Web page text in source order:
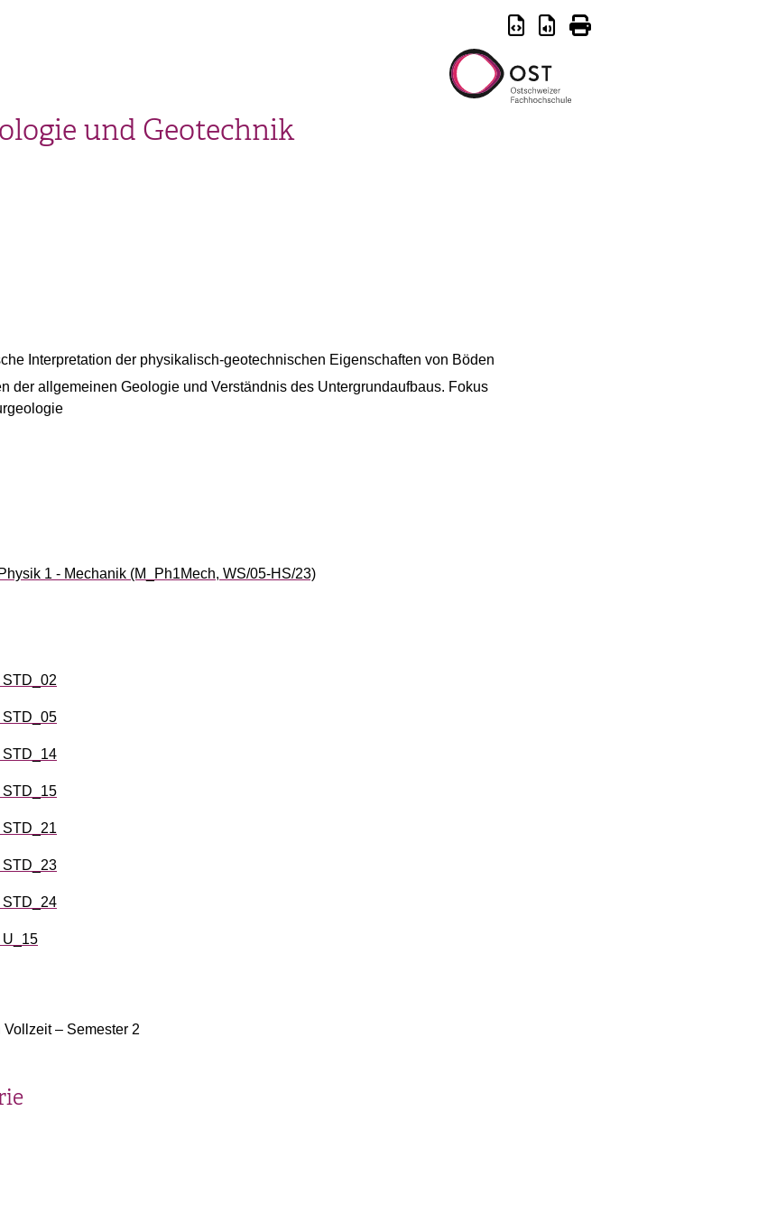
und Geotechnik
Interpretation der physikalisch-geotechnischen Eigenschaften von Böden
der allgemeinen Geologie und Verständnis des Untergrundaufbaus. Fokus
Physik 1 - Mechanik (M_Ph1Mech, WS/05-HS/23)
STD_05
STD_14
STD_15
STD_23
STD_24
U_15
– Semester 2